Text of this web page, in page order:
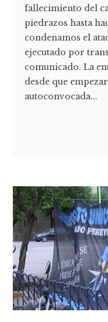
fallecimiento del
piedrazos hasta
condenamos el
ejecutado por
comunicado. La
desde que
autoconvocada...